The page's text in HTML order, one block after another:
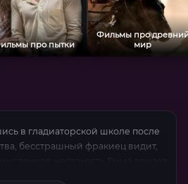
про пытки
Фильмы про
мир
в гладиаторской школе после
бесстрашный фракиец видит,